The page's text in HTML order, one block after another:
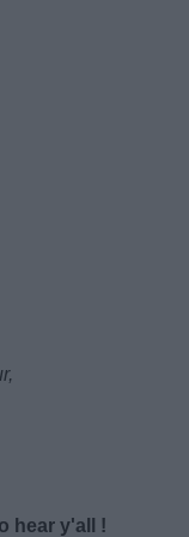
hear y'all !